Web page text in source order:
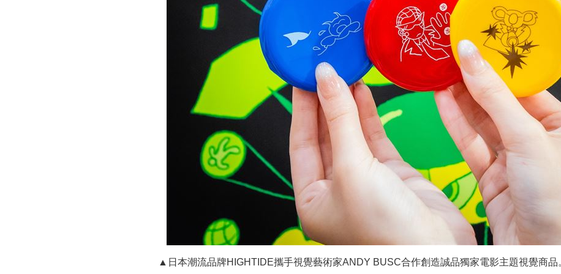
▲日本潮流品牌HIGHTIDE攜手視覺藝術家ANDY BUSC合作創造誠品獨家電影主題視覺商品